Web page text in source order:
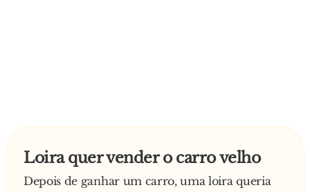
Loira quer vender o carro velho
Depois de ganhar um carro, uma loira queria